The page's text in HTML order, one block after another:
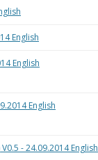
English
English
English
- 24.09.2014 English